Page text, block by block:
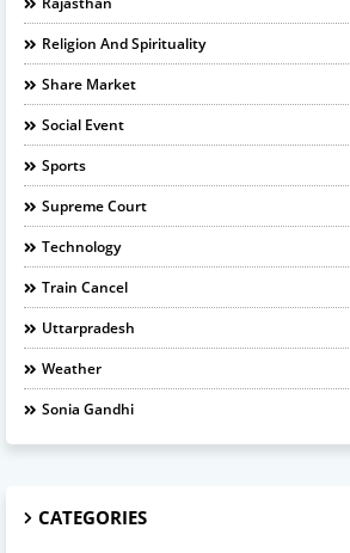
Religion And Spirituality
Share Market
Social Event
Sports
Supreme Court
Technology
Train Cancel
Uttarpradesh
Weather
Sonia Gandhi
CATEGORIES